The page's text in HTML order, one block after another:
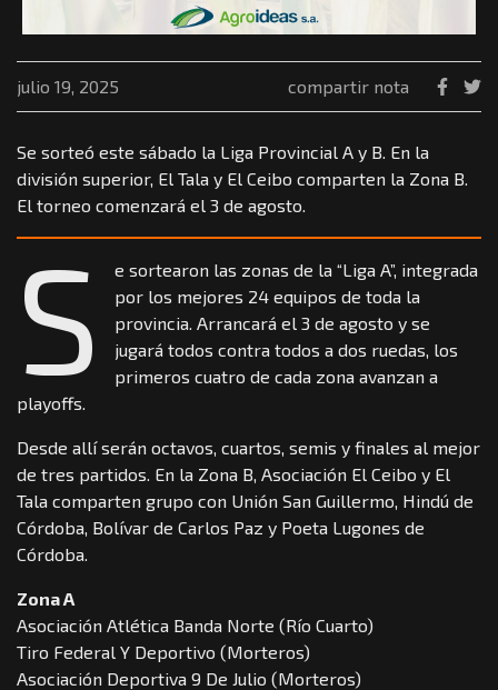
julio 19, 2025 compartir nota
Se sorteó este sábado la Liga Provincial A y B. En la
división superior, El Tala y El Ceibo comparten la Zona B.
El torneo comenzará el 3 de agosto.
S
e sortearon las zonas de la “Liga A”, integrada
por los mejores 24 equipos de toda la
provincia. Arrancará el 3 de agosto y se
jugará todos contra todos a dos ruedas, los
primeros cuatro de cada zona avanzan a
playoffs.
Desde allí serán octavos, cuartos, semis y finales al mejor
de tres partidos. En la Zona B, Asociación El Ceibo y El
Tala comparten grupo con Unión San Guillermo, Hindú de
Córdoba, Bolívar de Carlos Paz y Poeta Lugones de
Córdoba.
Zona A
Asociación Atlética Banda Norte (Río Cuarto)
Tiro Federal Y Deportivo (Morteros)
Asociación Deportiva 9 De Julio (Morteros)